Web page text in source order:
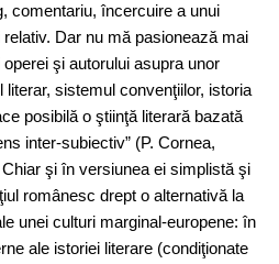
comentariu, încercuire a unui
Dar nu mă pasionează mai
şi autorului asupra unor
sistemul convenţiilor, istoria
posibilă o ştiinţă literară bazată
inter-subiectiv” (P. Cornea,
şi în versiunea ei simplistă şi
românesc drept o alternativă la
unei culturi marginal-europene: în
ale istoriei literare (condiţionate